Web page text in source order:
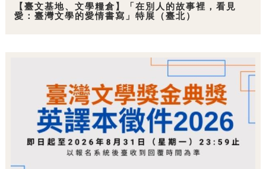
【臺文基地、文學糧倉】「在別人的故事裡，看見
愛：臺灣文學的愛情書寫」特展（臺北）